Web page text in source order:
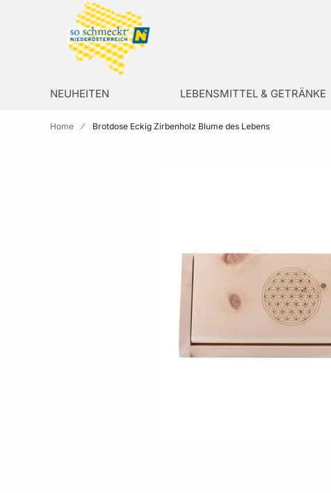
Zur Homepage
NEUHEITEN LEBENSMITTEL & GETRÄNKE
Home Brotdose Eckig Zirbenholz Blume des Lebens